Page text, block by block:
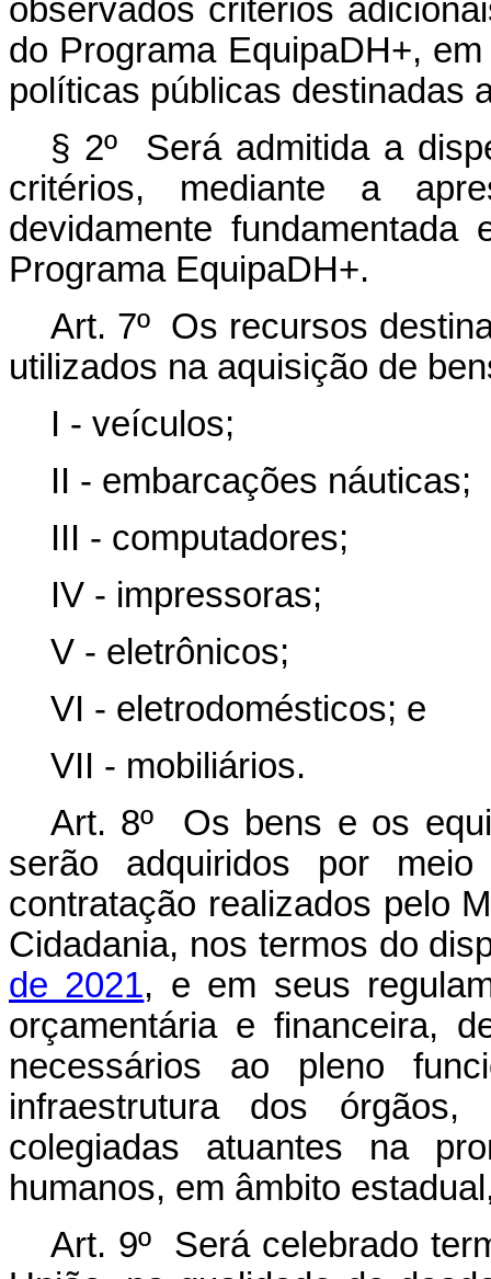
observados critérios
do Programa EquipaDH+,
políticas públicas destinadas
§ 2º Será admitida a
critérios, mediante a
devidamente
Programa EquipaDH+.
Art. 7º Os recursos
utilizados na aquisição de
I - veículos;
II - embarcações náuticas;
III - computadores;
IV - impressoras;
V - eletrônicos;
VI - eletrodomésticos; e
VII - mobiliários.
Art. 8º Os bens e os
serão adquiridos por
contratação realizados pelo
Cidadania, nos termos do
de 2021, e em seus
orçamentária e financeira,
necessários ao pleno
infraestrutura dos
colegiadas atuantes na
humanos, em âmbito
Art. 9º Será celebrado